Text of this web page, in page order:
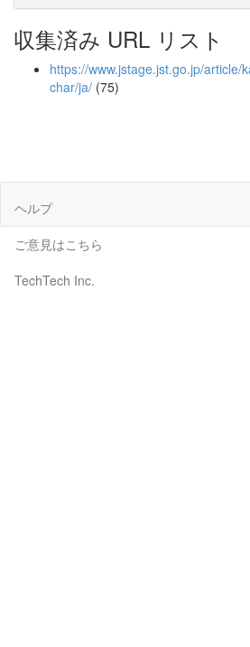
収集済み URL リスト
https://www.jstage.jst.go.jp/
char/ja/ (75)
ヘルプ
ご意見はこちら
TechTech Inc.